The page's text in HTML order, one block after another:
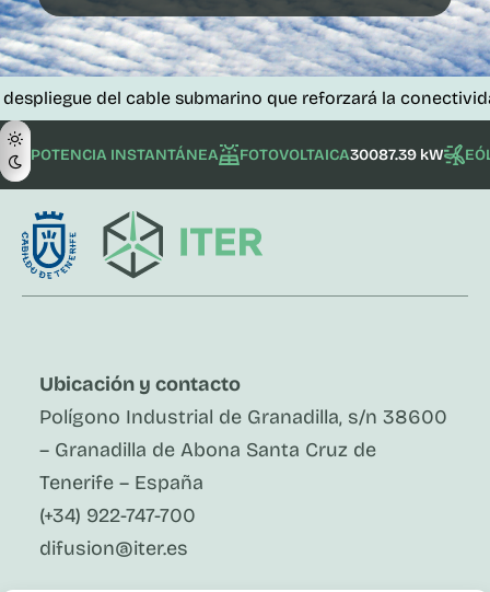
del cable submarino que reforzará la conectividad de
POTENCIA INSTANTÁNEA FOTOVOLTAICA30087.39 kW
Ubicación y contacto
Polígono Industrial de Granadilla, s/n 38600
– Granadilla de Abona Santa Cruz de
Tenerife – España
(+34) 922-747-700
difusion@iter.es